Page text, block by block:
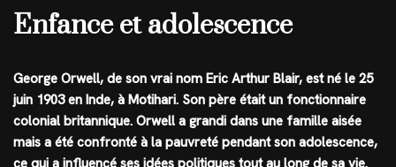
Enfance et adolescence
George Orwell, de son vrai nom Eric Arthur Blair, est né le 25
juin 1903 en Inde, à Motihari. Son père était un fonctionnaire
colonial britannique. Orwell a grandi dans une famille aisée
mais a été confronté à la pauvreté pendant son adolescence,
ce qui a influencé ses idées politiques tout au long de sa vie.